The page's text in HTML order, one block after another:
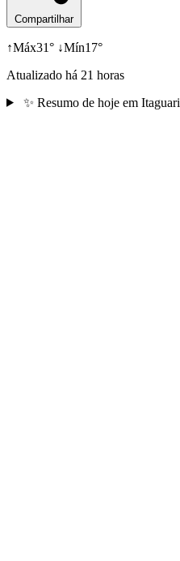
Compartilhar
↑Máx31° ↓Mín17°
Atualizado há 21 horas
✨ Resumo de hoje em Itaguari